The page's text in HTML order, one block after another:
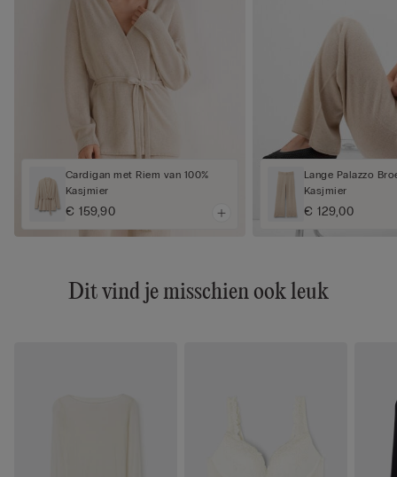
Cardigan met Riem van 100%
Kasjmier
€ 159,90
Lange Palazzo
Kasjmier
€ 129,00
Dit vind je misschien ook leuk